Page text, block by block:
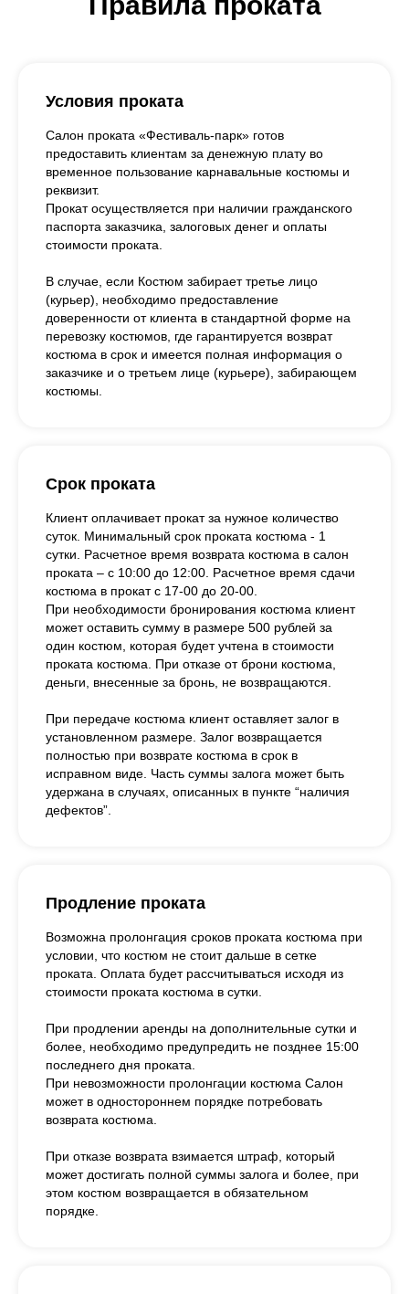
Условия проката
Салон проката «Фестиваль-парк» готов
предоставить клиентам за денежную плату во
временное пользование карнавальные костюмы и
реквизит.
Прокат осуществляется при наличии гражданского
паспорта заказчика, залоговых денег и оплаты
стоимости проката.
В случае, если Костюм забирает третье лицо
(курьер), необходимо предоставление
доверенности от клиента в стандартной форме на
перевозку костюмов, где гарантируется возврат
костюма в срок и имеется полная информация о
заказчике и о третьем лице (курьере), забирающем
костюмы.
Срок проката
Клиент оплачивает прокат за нужное количество
суток. Минимальный срок проката костюма - 1
сутки. Расчетное время возврата костюма в салон
проката – с 10:00 до 12:00. Расчетное время сдачи
костюма в прокат с 17-00 до 20-00.
При необходимости бронирования костюма клиент
может оставить сумму в размере 500 рублей за
один костюм, которая будет учтена в стоимости
проката костюма. При отказе от брони костюма,
деньги, внесенные за бронь, не возвращаются.
При передаче костюма клиент оставляет залог в
установленном размере. Залог возвращается
полностью при возврате костюма в срок в
исправном виде. Часть суммы залога может быть
удержана в случаях, описанных в пункте “наличия
дефектов”.
Продление проката
Возможна пролонгация сроков проката костюма при
условии, что костюм не стоит дальше в сетке
проката. Оплата будет рассчитываться исходя из
стоимости проката костюма в сутки.
При продлении аренды на дополнительные сутки и
более, необходимо предупредить не позднее 15:00
последнего дня проката.
При невозможности пролонгации костюма Салон
может в одностороннем порядке потребовать
возврата костюма.
При отказе возврата взимается штраф, который
может достигать полной суммы залога и более, при
этом костюм возвращается в обязательном
порядке.